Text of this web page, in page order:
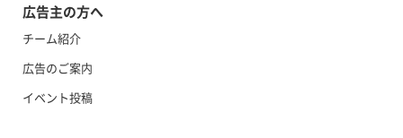
広告主の方へ
チーム紹介
広告のご案内
イベント投稿